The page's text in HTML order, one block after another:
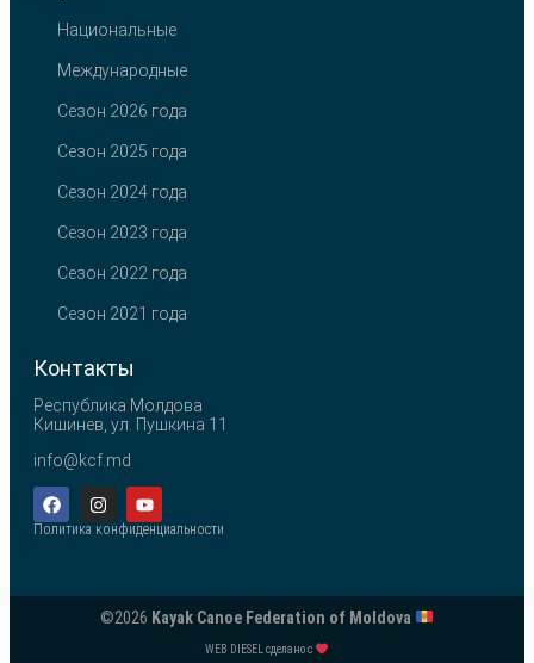
Национальные
Международные
Сезон 2026 года
Сезон 2025 года
Сезон 2024 года
Сезон 2023 года
Сезон 2022 года
Сезон 2021 года
Контакты
Республика Молдова
Кишинев, ул. Пушкина 11
info@kcf.md
Политика конфиденциальности
©2026 Kayak Canoe Federation of Moldova
WEB DIESEL сделано с